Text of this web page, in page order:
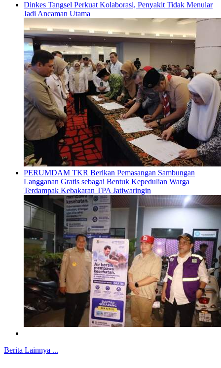
Dinkes Tangsel Perkuat Kolaborasi, Penyakit Tidak Menular
Jadi Ancaman Utama
PERUMDAM TKR Berikan Pemasangan Sambungan
Langganan Gratis sebagai Bentuk Kepedulian Warga
Terdampak Kebakaran TPA Jatiwaringin
Berita Lainnya ...